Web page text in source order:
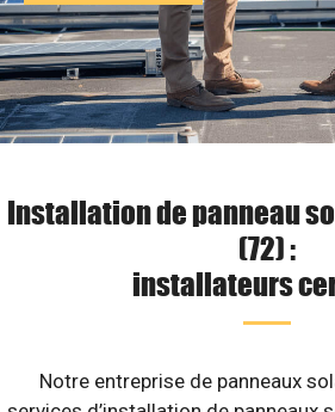
Installation de panneau
(72) :
installateurs
Notre entreprise de panneaux